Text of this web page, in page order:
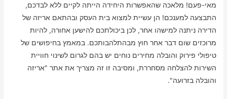
מאי-פעם! מלאכה שהאפשרות היחידה הייתה לקיים ללא לבדכם,
התבצעה למענכם! הן עשיית למצוא בית העסק ובהתאם אריזה של
הדירה ניתנה למישהו אחר, לכן ביכולתכם להישען אחורה, להיות
מרוכזים שום דבר אחר חוץ מבהתלהבותכם. במאמץ בחיפושים של
טיפולי פירוק והובלה מחירים נוחים יש בהם לגרום לשינוי חוויית
השירות להצלחה מסחררת, ומסיבה זו זה מצריך את אתר "אריזה
והובלה בזרועה".